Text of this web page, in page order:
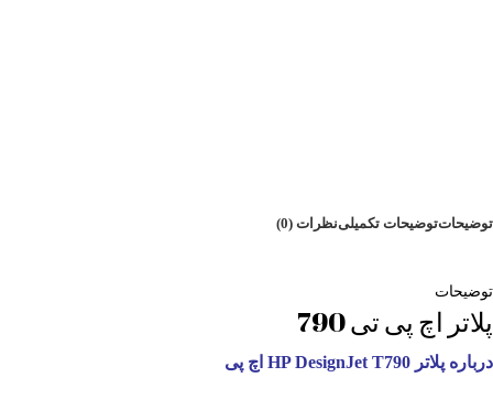
توضیحاتتوضیحات تکمیلینظرات (0)
توضیحات
پلاتر اچ پی تی 790
درباره پلاتر HP DesignJet T790 اچ پی ‏